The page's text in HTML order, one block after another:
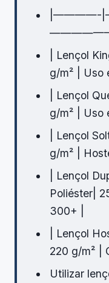
|————-
| Lençol
g/m² | Uso
| Lençol
g/m² | Uso
| Lençol
g/m² |
| Lençol
Poliéster|
300+ |
| Lençol
220 g/m² |
Utilizar